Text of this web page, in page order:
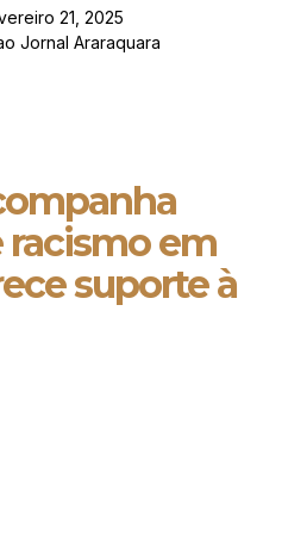
21, 2025
Jornal Araraquara
em
suporte à